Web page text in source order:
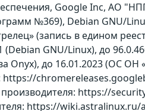
Google Inc, АО
№369), Debian GNU/
(запись в едином
GNU/Linux), до
Оnyx), до 16.01.2023 (ОС ОН
https://
https://wiki.astralinux.ru/